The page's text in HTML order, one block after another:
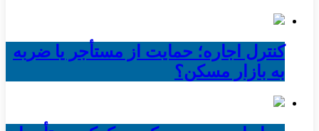
کنترل اجاره؛ حمایت از مستأجر یا ضربه
به بازار مسکن؟